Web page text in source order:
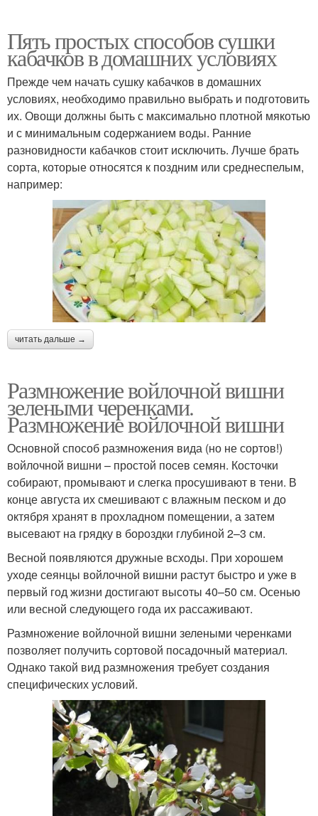
Пять простых способов сушки
кабачков в домашних условиях
Прежде чем начать сушку кабачков в домашних
условиях, необходимо правильно выбрать и подготовить
их. Овощи должны быть с максимально плотной мякотью
и с минимальным содержанием воды. Ранние
разновидности кабачков стоит исключить. Лучше брать
сорта, которые относятся к поздним или среднеспелым,
например:
читать дальше →
Размножение войлочной вишни
зелеными черенками.
Размножение войлочной вишни
Основной способ размножения вида (но не сортов!)
войлочной вишни – простой посев семян. Косточки
собирают, промывают и слегка просушивают в тени. В
конце августа их смешивают с влажным песком и до
октября хранят в прохладном помещении, а затем
высевают на грядку в бороздки глубиной 2–3 см.
Весной появляются дружные всходы. При хорошем
уходе сеянцы войлочной вишни растут быстро и уже в
первый год жизни достигают высоты 40–50 см. Осенью
или весной следующего года их рассаживают.
Размножение войлочной вишни зелеными черенками
позволяет получить сортовой посадочный материал.
Однако такой вид размножения требует создания
специфических условий.